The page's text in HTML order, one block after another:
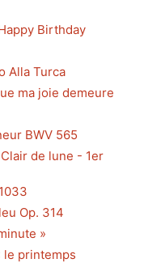
Birthday
Alla Turca
ma joie demeure
BWV 565
de lune - 1er
Op. 314
»
le printemps